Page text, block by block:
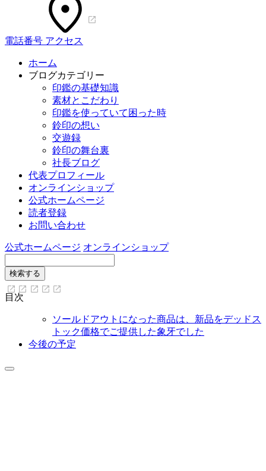
電話番号 アクセス
ホーム
ブログカテゴリー
印鑑の基礎知識
素材とこだわり
印鑑を使っていて困った時
鈴印の想い
交遊録
鈴印の舞台裏
社長ブログ
代表プロフィール
オンラインショップ
公式ホームページ
読者登録
お問い合わせ
公式ホームページ オンラインショップ
目次
ソールドアウトになった商品は、新品をデッドス
トック価格でご提供した象牙でした
今後の予定